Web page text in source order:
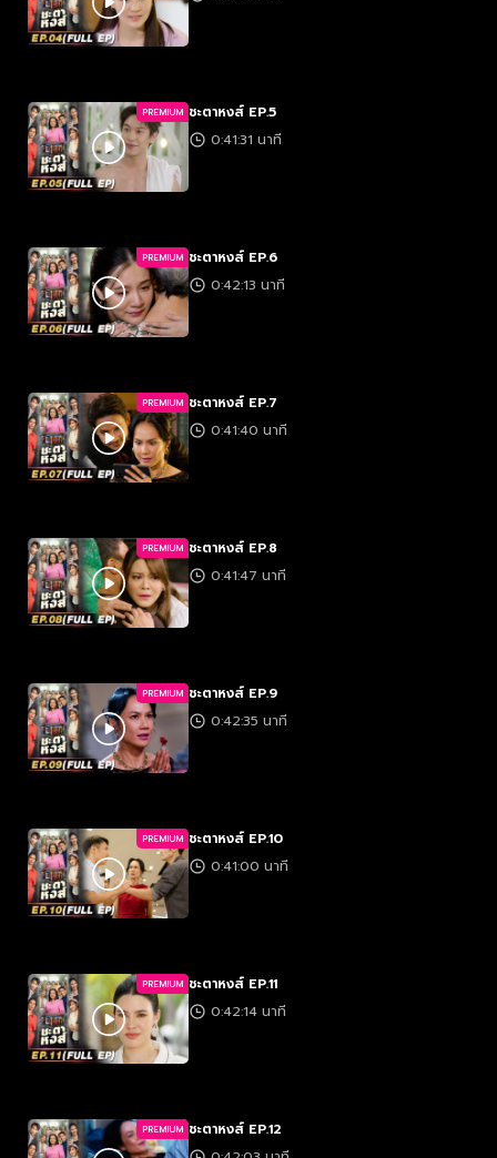
PREMIUM ชะตาหงส์ EP.5
0:41:31 นาที
PREMIUM ชะตาหงส์ EP.6
0:42:13 นาที
PREMIUM ชะตาหงส์ EP.7
0:41:40 นาที
PREMIUM ชะตาหงส์ EP.8
0:41:47 นาที
PREMIUM ชะตาหงส์ EP.9
0:42:35 นาที
PREMIUM ชะตาหงส์ EP.10
0:41:00 นาที
PREMIUM ชะตาหงส์ EP.11
0:42:14 นาที
PREMIUM ชะตาหงส์ EP.12